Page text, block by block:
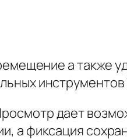
а также
инструментов
дает
а фиксация